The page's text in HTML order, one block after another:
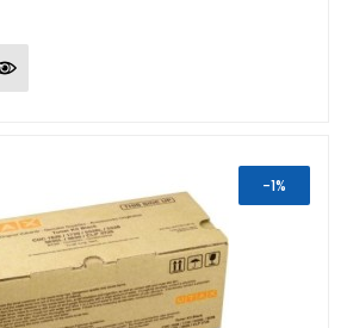
-1%